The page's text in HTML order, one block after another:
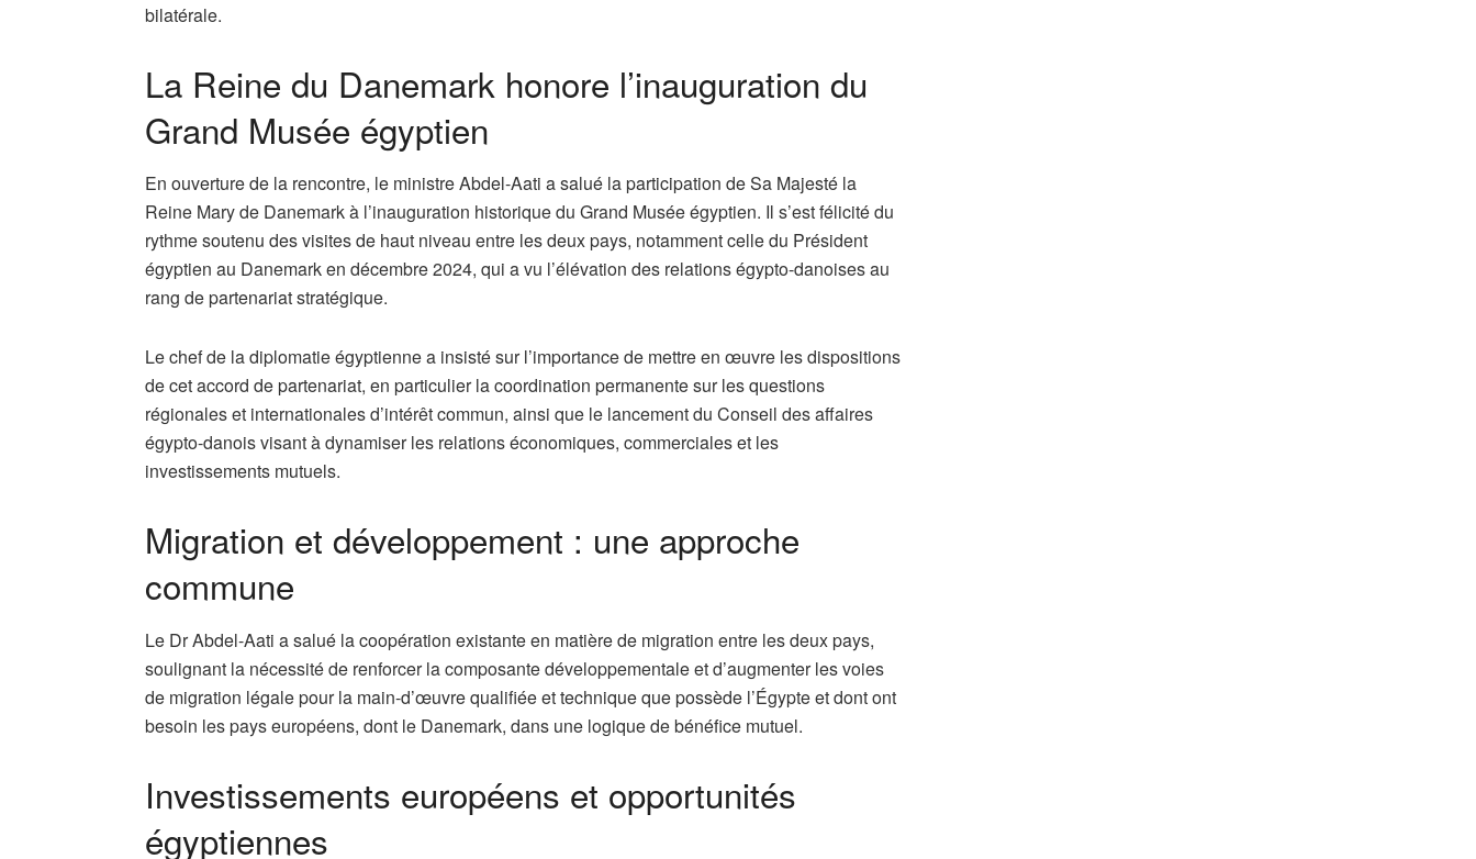
bilatérale.
La Reine du Danemark honore l’inauguration du
Grand Musée égyptien
En ouverture de la rencontre, le ministre Abdel-Aati a salué la participation de Sa Majesté la
Reine Mary de Danemark à l’inauguration historique du Grand Musée égyptien. Il s’est félicité du
rythme soutenu des visites de haut niveau entre les deux pays, notamment celle du Président
égyptien au Danemark en décembre 2024, qui a vu l’élévation des relations égypto-danoises au
rang de partenariat stratégique.
Le chef de la diplomatie égyptienne a insisté sur l’importance de mettre en œuvre les dispositions
de cet accord de partenariat, en particulier la coordination permanente sur les questions
régionales et internationales d’intérêt commun, ainsi que le lancement du Conseil des affaires
égypto-danois visant à dynamiser les relations économiques, commerciales et les
investissements mutuels.
Migration et développement : une approche
commune
Le Dr Abdel-Aati a salué la coopération existante en matière de migration entre les deux pays,
soulignant la nécessité de renforcer la composante développementale et d’augmenter les voies
de migration légale pour la main-d’œuvre qualifiée et technique que possède l’Égypte et dont ont
besoin les pays européens, dont le Danemark, dans une logique de bénéfice mutuel.
Investissements européens et opportunités
égyptiennes